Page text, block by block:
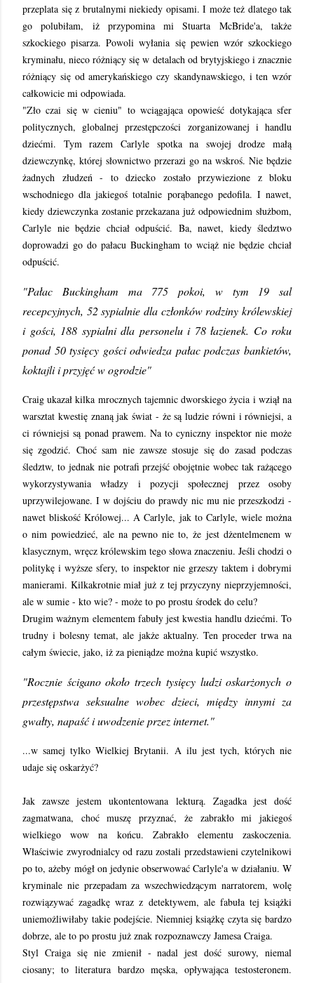
przeplata się z brutalnymi niekiedy opisami. I może też dlatego tak
go polubiłam, iż przypomina mi Stuarta McBride'a, także
szkockiego pisarza. Powoli wyłania się pewien wzór szkockiego
kryminału, nieco różniący się w detalach od brytyjskiego i znacznie
różniący się od amerykańskiego czy skandynawskiego, i ten wzór
całkowicie mi odpowiada.
"Zło czai się w cieniu" to wciągająca opowieść dotykająca sfer
politycznych, globalnej przestępczości zorganizowanej i handlu
dziećmi. Tym razem Carlyle spotka na swojej drodze małą
dziewczynkę, której słownictwo przerazi go na wskroś. Nie będzie
żadnych złudzeń - to dziecko zostało przywiezione z bloku
wschodniego dla jakiegoś totalnie porąbanego pedofila. I nawet,
kiedy dziewczynka zostanie przekazana już odpowiednim służbom,
Carlyle nie będzie chciał odpuścić. Ba, nawet, kiedy śledztwo
doprowadzi go do pałacu Buckingham to wciąż nie będzie chciał
odpuścić.
"Pałac Buckingham ma 775 pokoi, w tym 19 sal
recepcyjnych, 52 sypialnie dla członków rodziny królewskiej
i gości, 188 sypialni dla personelu i 78 łazienek. Co roku
ponad 50 tysięcy gości odwiedza pałac podczas bankietów,
koktajli i przyjęć w ogrodzie"
Craig ukazał kilka mrocznych tajemnic dworskiego życia i wziął na
warsztat kwestię znaną jak świat - że są ludzie równi i równiejsi, a
ci równiejsi są ponad prawem. Na to cyniczny inspektor nie może
się zgodzić. Choć sam nie zawsze stosuje się do zasad podczas
śledztw, to jednak nie potrafi przejść obojętnie wobec tak rażącego
wykorzystywania władzy i pozycji społecznej przez osoby
uprzywilejowane. I w dojściu do prawdy nic mu nie przeszkodzi -
nawet bliskość Królowej... A Carlyle, jak to Carlyle, wiele można
o nim powiedzieć, ale na pewno nie to, że jest dżentelmenem w
klasycznym, wręcz królewskim tego słowa znaczeniu. Jeśli chodzi o
politykę i wyższe sfery, to inspektor nie grzeszy taktem i dobrymi
manierami. Kilkakrotnie miał już z tej przyczyny nieprzyjemności,
ale w sumie - kto wie? - może to po prostu środek do celu?
Drugim ważnym elementem fabuły jest kwestia handlu dziećmi. To
trudny i bolesny temat, ale jakże aktualny. Ten proceder trwa na
całym świecie, jako, iż za pieniądze można kupić wszystko.
"Rocznie ścigano około trzech tysięcy ludzi oskarżonych o
przestępstwa seksualne wobec dzieci, między innymi za
gwałty, napaść i uwodzenie przez internet."
...w samej tylko Wielkiej Brytanii. A ilu jest tych, których nie
udaje się oskarżyć?
Jak zawsze jestem ukontentowana lekturą. Zagadka jest dość
zagmatwana, choć muszę przyznać, że zabrakło mi jakiegoś
wielkiego wow na końcu. Zabrakło elementu zaskoczenia.
Właściwie zwyrodnialcy od razu zostali przedstawieni czytelnikowi
po to, ażeby mógł on jedynie obserwować Carlyle'a w działaniu. W
kryminale nie przepadam za wszechwiedzącym narratorem, wolę
rozwiązywać zagadkę wraz z detektywem, ale fabuła tej książki
uniemożliwiłaby takie podejście. Niemniej książkę czyta się bardzo
dobrze, ale to po prostu już znak rozpoznawczy Jamesa Craiga.
Styl Craiga się nie zmienił - nadal jest dość surowy, niemal
ciosany; to literatura bardzo męska, opływająca testosteronem.